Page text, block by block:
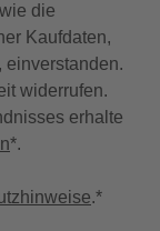
die
Kaufdaten,
einverstanden.
widerrufen.
erhalte
*.
.